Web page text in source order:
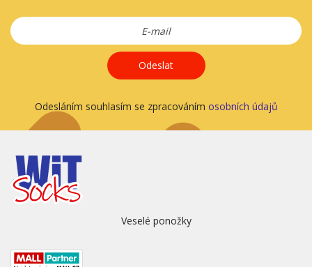
Odeslat
Odesláním souhlasím se zpracováním osobních údajů
Veselé ponožky